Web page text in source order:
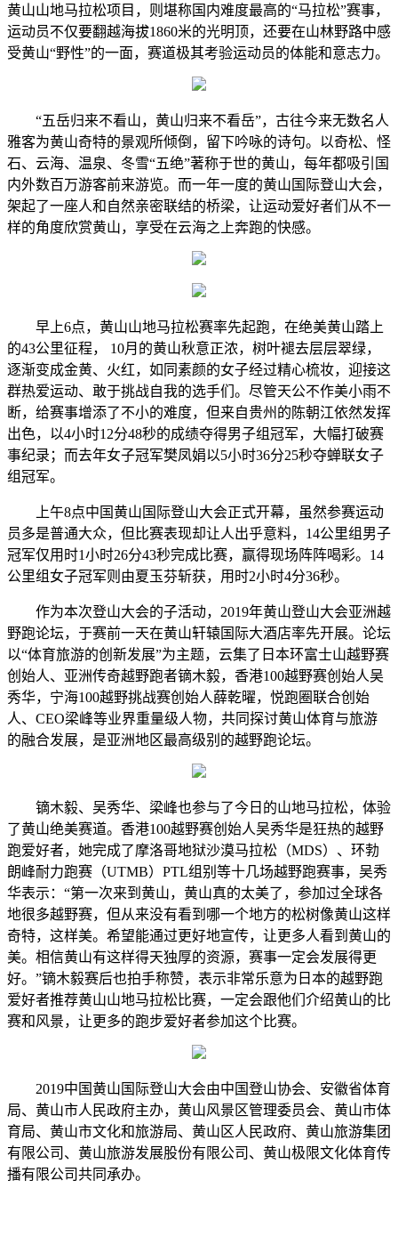
黄山山地马拉松项目，则堪称国内难度最高的“马拉松”赛事，
运动员不仅要翻越海拔1860米的光明顶，还要在山林野路中感
受黄山“野性”的一面，赛道极其考验运动员的体能和意志力。
“五岳归来不看山，黄山归来不看岳”，古往今来无数名人
雅客为黄山奇特的景观所倾倒，留下吟咏的诗句。以奇松、怪
石、云海、温泉、冬雪“五绝”著称于世的黄山，每年都吸引国
内外数百万游客前来游览。而一年一度的黄山国际登山大会，
架起了一座人和自然亲密联结的桥梁，让运动爱好者们从不一
样的角度欣赏黄山，享受在云海之上奔跑的快感。
早上6点，黄山山地马拉松赛率先起跑，在绝美黄山踏上
的43公里征程， 10月的黄山秋意正浓，树叶褪去层层翠绿，
逐渐变成金黄、火红，如同素颜的女子经过精心梳妆，迎接这
群热爱运动、敢于挑战自我的选手们。尽管天公不作美小雨不
断，给赛事增添了不小的难度，但来自贵州的陈朝江依然发挥
出色，以4小时12分48秒的成绩夺得男子组冠军，大幅打破赛
事纪录；而去年女子冠军樊凤娟以5小时36分25秒夺蝉联女子
组冠军。
上午8点中国黄山国际登山大会正式开幕，虽然参赛运动
员多是普通大众，但比赛表现却让人出乎意料，14公里组男子
冠军仅用时1小时26分43秒完成比赛，赢得现场阵阵喝彩。14
公里组女子冠军则由夏玉芬斩获，用时2小时4分36秒。
作为本次登山大会的子活动，2019年黄山登山大会亚洲越
野跑论坛，于赛前一天在黄山轩辕国际大酒店率先开展。论坛
以“体育旅游的创新发展”为主题，云集了日本环富士山越野赛
创始人、亚洲传奇越野跑者镝木毅，香港100越野赛创始人吴
秀华，宁海100越野挑战赛创始人薛乾曜，悦跑圈联合创始
人、CEO梁峰等业界重量级人物，共同探讨黄山体育与旅游
的融合发展，是亚洲地区最高级别的越野跑论坛。
镝木毅、吴秀华、梁峰也参与了今日的山地马拉松，体验
了黄山绝美赛道。香港100越野赛创始人吴秀华是狂热的越野
跑爱好者，她完成了摩洛哥地狱沙漠马拉松（MDS）、环勃
朗峰耐力跑赛（UTMB）PTL组别等十几场越野跑赛事，吴秀
华表示：“第一次来到黄山，黄山真的太美了，参加过全球各
地很多越野赛，但从来没有看到哪一个地方的松树像黄山这样
奇特，这样美。希望能通过更好地宣传，让更多人看到黄山的
美。相信黄山有这样得天独厚的资源，赛事一定会发展得更
好。”镝木毅赛后也拍手称赞，表示非常乐意为日本的越野跑
爱好者推荐黄山山地马拉松比赛，一定会跟他们介绍黄山的比
赛和风景，让更多的跑步爱好者参加这个比赛。
2019中国黄山国际登山大会由中国登山协会、安徽省体育
局、黄山市人民政府主办，黄山风景区管理委员会、黄山市体
育局、黄山市文化和旅游局、黄山区人民政府、黄山旅游集团
有限公司、黄山旅游发展股份有限公司、黄山极限文化体育传
播有限公司共同承办。